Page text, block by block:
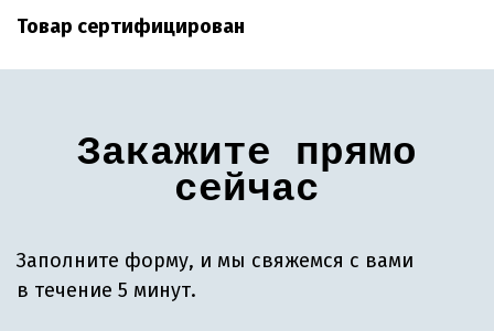
Товар сертифицирован
Закажите прямо
сейчас
Заполните форму, и мы свяжемся с вами
в течение 5 минут.